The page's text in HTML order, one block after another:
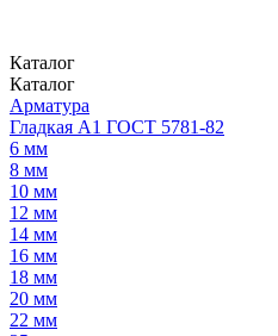
Каталог
Каталог
Арматура
Гладкая А1 ГОСТ 5781-82
6 мм
8 мм
10 мм
12 мм
14 мм
16 мм
18 мм
20 мм
22 мм